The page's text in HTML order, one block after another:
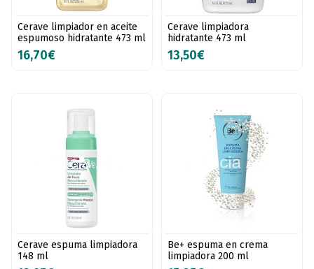
Cerave limpiador en aceite
espumoso hidratante 473 ml
16,70€
Cerave limpiadora
hidratante 473 ml
13,50€
Cerave espuma limpiadora
148 ml
Be+ espuma en crema
limpiadora 200 ml